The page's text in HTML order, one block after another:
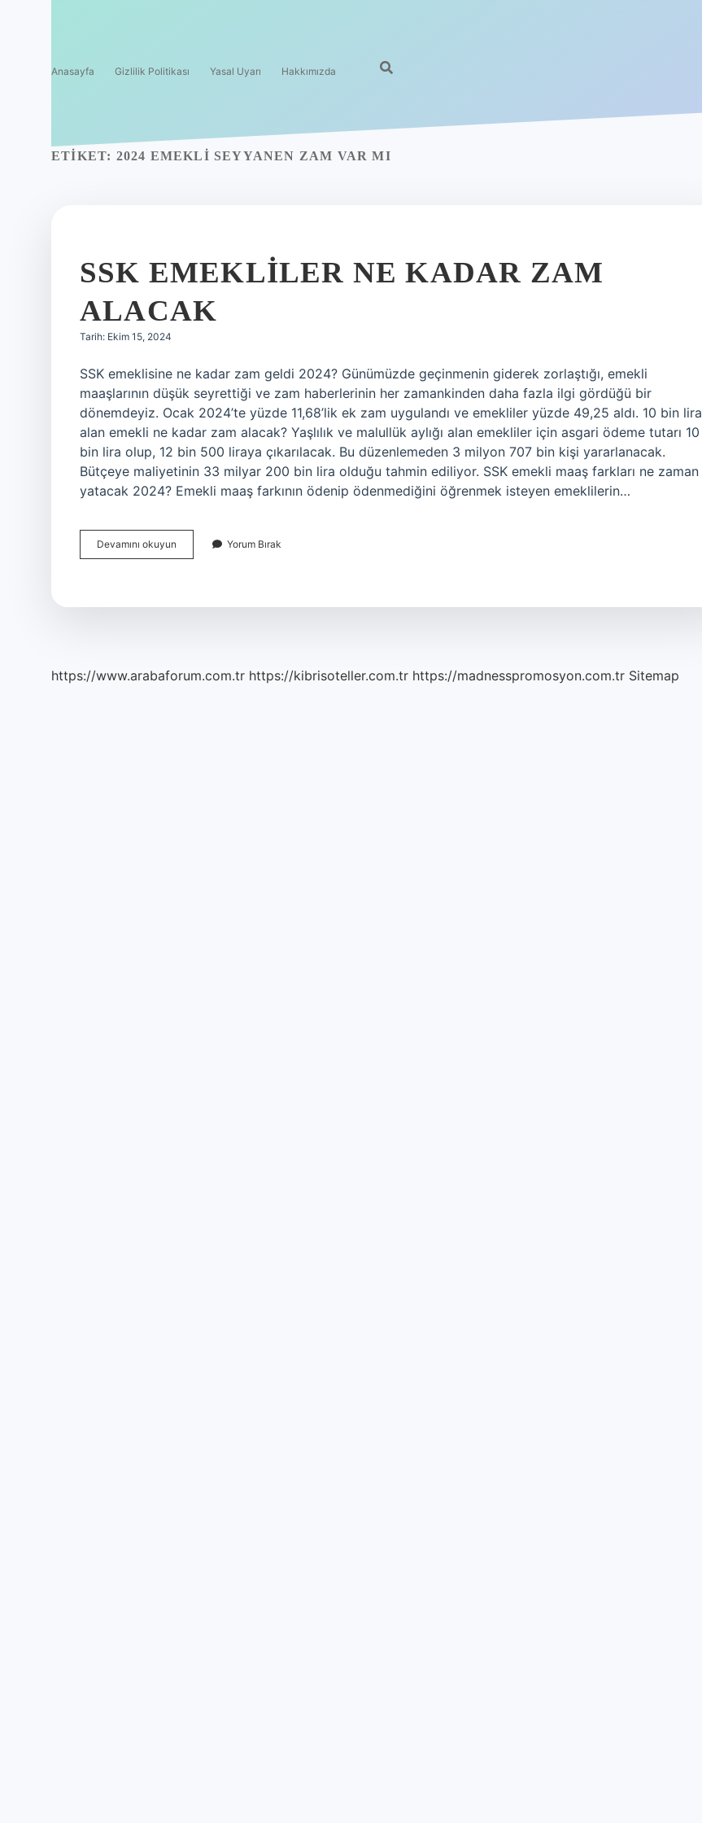
Anasayfa Gizlilik Politikası Yasal Uyarı Hakkımızda
ETIKET: 2024 EMEKLI SEYYANEN ZAM VAR MI
SSK EMEKLILER NE KADAR ZAM
ALACAK
Tarih: Ekim 15, 2024
SSK emeklisine ne kadar zam geldi 2024? Günümüzde geçinmenin giderek zorlaştığı, emekli
maaşlarının düşük seyrettiği ve zam haberlerinin her zamankinden daha fazla ilgi gördüğü bir
dönemdeyiz. Ocak 2024’te yüzde 11,68’lik ek zam uygulandı ve emekliler yüzde 49,25 aldı. 10 bin lira
alan emekli ne kadar zam alacak? Yaşlılık ve malullük aylığı alan emekliler için asgari ödeme tutarı 10
bin lira olup, 12 bin 500 liraya çıkarılacak. Bu düzenlemeden 3 milyon 707 bin kişi yararlanacak.
Bütçeye maliyetinin 33 milyar 200 bin lira olduğu tahmin ediliyor. SSK emekli maaş farkları ne zaman
yatacak 2024? Emekli maaş farkının ödenip ödenmediğini öğrenmek isteyen emeklilerin…
Devamını okuyun
Emekliler
Yorum Bırak
https://www.arabaforum.com.tr https://kibrisoteller.com.tr https://madnesspromosyon.com.tr Sitemap